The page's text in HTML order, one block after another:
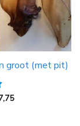
groot (met pit)
Prijsklasse: